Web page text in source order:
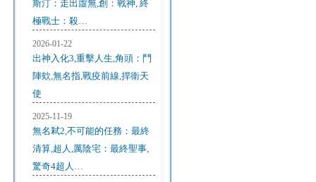
斯汀：走出虛無,創：戰神, 終
極戰士：殺…
2026-01-22
出神入化3,重擊人生,角頭：鬥
陣欸,無名指,戰疫前線,捍衛天
使
2025-11-19
無名弒2,不可能的任務：最終
清算,超人,厲陰宅：最終聖事,
驚奇4超人…